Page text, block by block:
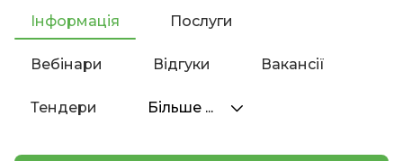
Інформація Послуги
Вебінари Відгуки Вакансії
Тендери Більше ...